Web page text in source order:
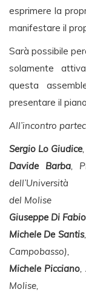
esprimere la
manifestare il
Sarà possibile
solamente
questa
presentare il
All’incontro
Sergio Lo Giudice
Davide Barba,
dell’Università
del Molise
Giuseppe Di Fabio
Michele De Santis
Campobasso),
Michele Picciano,
Molise,